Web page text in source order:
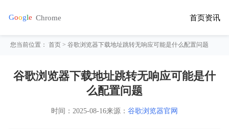
首页资讯
您当前位置：首页 > 谷歌浏览器下载地址跳转无响应可能是什么配置问题
谷歌浏览器下载地址跳转无响应可能是什
么配置问题
时间： 2025-08-16来源： 谷歌浏览器官网